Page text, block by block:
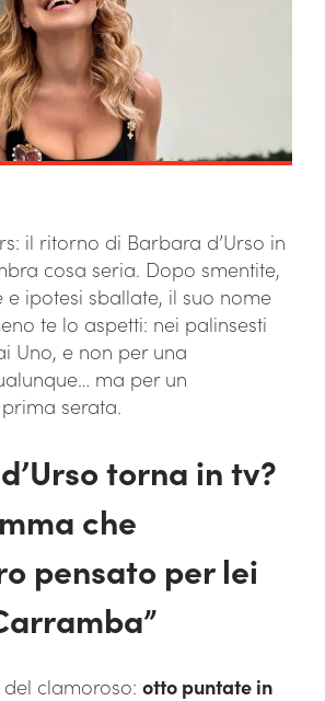
il ritorno di Barbara d’Urso in
cosa seria. Dopo smentite,
e ipotesi sballate, il suo nome
te lo aspetti: nei palinsesti
Uno, e non per una
ma per un
serata.
torna in tv?
che
pensato per lei
clamoroso: otto puntate in